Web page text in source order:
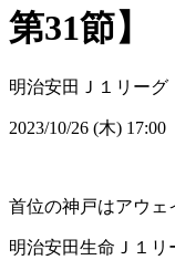
第31節】
明治安田Ｊ１リーグ
2023/10/26 (木) 17:00
首位の神戸はアウェ
明治安田生命Ｊ１リ